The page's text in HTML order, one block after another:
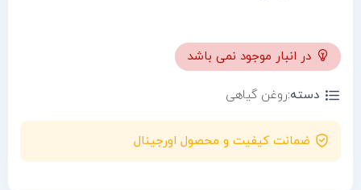
در انبار موجود نمی باشد
دسته:روغن گیاهی
ضمانت کیفیت و محصول اورجینال